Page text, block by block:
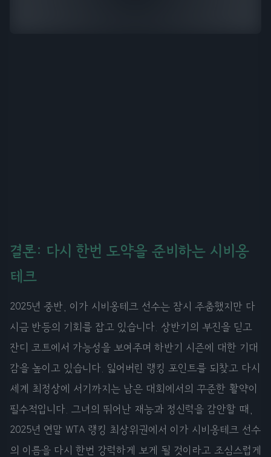
결론: 다시 한번 도약을 준비하는 시비옹
테크
2025년 중반, 이가 시비옹테크 선수는 잠시 주춤했지만 다
시금 반등의 기회를 잡고 있습니다. 상반기의 부진을 딛고
잔디 코트에서 가능성을 보여주며 하반기 시즌에 대한 기대
감을 높이고 있습니다. 잃어버린 랭킹 포인트를 되찾고 다시
세계 최정상에 서기까지는 남은 대회에서의 꾸준한 활약이
필수적입니다. 그녀의 뛰어난 재능과 정신력을 감안할 때,
2025년 연말 WTA 랭킹 최상위권에서 이가 시비옹테크 선수
의 이름을 다시 한번 강력하게 보게 될 것이라고 조심스럽게